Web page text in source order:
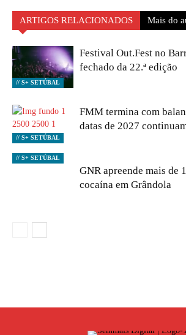
ARTIGOS RELACIONADOS Mais do
// S+ SETÚBAL
Festival Out.Fest no
fechado da 22.ª edição
// S+ SETÚBAL
FMM termina com
datas de 2027
// S+ SETÚBAL
GNR apreende mais de
cocaína em Grândola